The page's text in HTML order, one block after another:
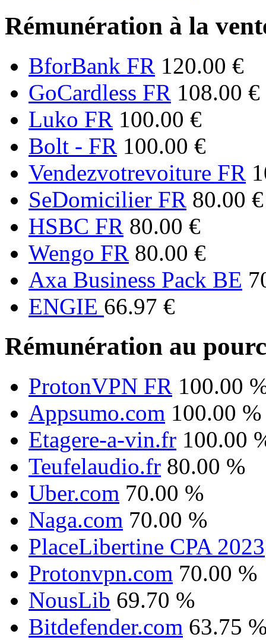
Rémunération à la
BforBank FR 120.00 €
GoCardless FR 108.00 €
Luko FR 100.00 €
Bolt - FR 100.00 €
Vendezvotrevoiture FR
SeDomicilier FR 80.00 €
HSBC FR 80.00 €
Wengo FR 80.00 €
Axa Business Pack BE
ENGIE 66.97 €
Rémunération au
ProtonVPN FR 100.00
Appsumo.com 100.00 %
Etagere-a-vin.fr 100.00
Teufelaudio.fr 80.00 %
Uber.com 70.00 %
Naga.com 70.00 %
PlaceLibertine CPA 2023
Protonvpn.com 70.00 %
NousLib 69.70 %
Bitdefender.com 63.75